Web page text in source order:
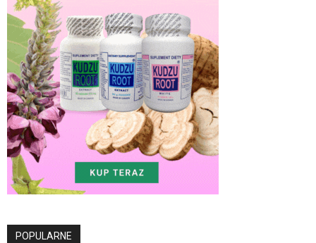
POPULARNE